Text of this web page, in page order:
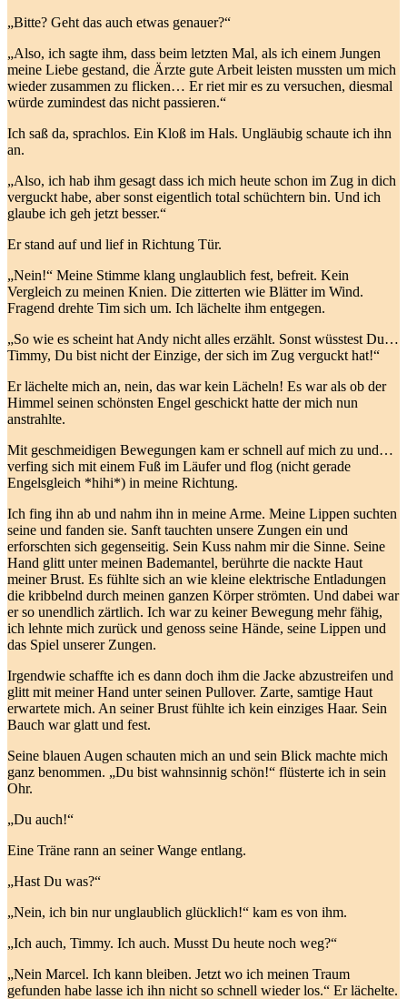
„Bitte? Geht das auch etwas genauer?“
„Also, ich sagte ihm, dass beim letzten Mal, als ich einem Jungen
meine Liebe gestand, die Ärzte gute Arbeit leisten mussten um mich
wieder zusammen zu flicken… Er riet mir es zu versuchen, diesmal
würde zumindest das nicht passieren.“
Ich saß da, sprachlos. Ein Kloß im Hals. Ungläubig schaute ich ihn
an.
„Also, ich hab ihm gesagt dass ich mich heute schon im Zug in dich
verguckt habe, aber sonst eigentlich total schüchtern bin. Und ich
glaube ich geh jetzt besser.“
Er stand auf und lief in Richtung Tür.
„Nein!“ Meine Stimme klang unglaublich fest, befreit. Kein
Vergleich zu meinen Knien. Die zitterten wie Blätter im Wind.
Fragend drehte Tim sich um. Ich lächelte ihm entgegen.
„So wie es scheint hat Andy nicht alles erzählt. Sonst wüsstest Du…
Timmy, Du bist nicht der Einzige, der sich im Zug verguckt hat!“
Er lächelte mich an, nein, das war kein Lächeln! Es war als ob der
Himmel seinen schönsten Engel geschickt hatte der mich nun
anstrahlte.
Mit geschmeidigen Bewegungen kam er schnell auf mich zu und…
verfing sich mit einem Fuß im Läufer und flog (nicht gerade
Engelsgleich *hihi*) in meine Richtung.
Ich fing ihn ab und nahm ihn in meine Arme. Meine Lippen suchten
seine und fanden sie. Sanft tauchten unsere Zungen ein und
erforschten sich gegenseitig. Sein Kuss nahm mir die Sinne. Seine
Hand glitt unter meinen Bademantel, berührte die nackte Haut
meiner Brust. Es fühlte sich an wie kleine elektrische Entladungen
die kribbelnd durch meinen ganzen Körper strömten. Und dabei war
er so unendlich zärtlich. Ich war zu keiner Bewegung mehr fähig,
ich lehnte mich zurück und genoss seine Hände, seine Lippen und
das Spiel unserer Zungen.
Irgendwie schaffte ich es dann doch ihm die Jacke abzustreifen und
glitt mit meiner Hand unter seinen Pullover. Zarte, samtige Haut
erwartete mich. An seiner Brust fühlte ich kein einziges Haar. Sein
Bauch war glatt und fest.
Seine blauen Augen schauten mich an und sein Blick machte mich
ganz benommen. „Du bist wahnsinnig schön!“ flüsterte ich in sein
Ohr.
„Du auch!“
Eine Träne rann an seiner Wange entlang.
„Hast Du was?“
„Nein, ich bin nur unglaublich glücklich!“ kam es von ihm.
„Ich auch, Timmy. Ich auch. Musst Du heute noch weg?“
„Nein Marcel. Ich kann bleiben. Jetzt wo ich meinen Traum
gefunden habe lasse ich ihn nicht so schnell wieder los.“ Er lächelte.